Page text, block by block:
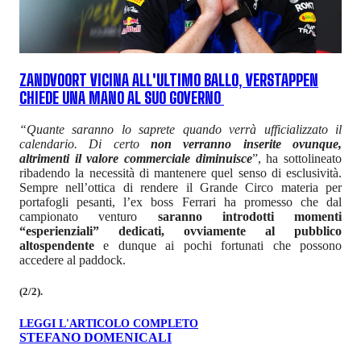
ZANDVOORT VICINA ALL'ULTIMO BALLO, VERSTAPPEN
CHIEDE UNA MANO AL SUO GOVERNO
“Quante saranno lo saprete quando verrà ufficializzato il
calendario. Di certo non verranno inserite ovunque,
altrimenti il valore commerciale diminuisce”, ha sottolineato
ribadendo la necessità di mantenere quel senso di esclusività.
Sempre nell’ottica di rendere il Grande Circo materia per
portafogli pesanti, l’ex boss Ferrari ha promesso che dal
campionato venturo saranno introdotti momenti
“esperienziali” dedicati, ovviamente al pubblico
altospendentee dunque ai pochi fortunati che possono
accedere al paddock.
(2/2).
LEGGI L'ARTICOLO COMPLETO
STEFANO DOMENICALI